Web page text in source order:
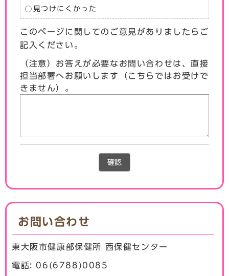
見つけにくかった
このページに関してのご意見がありましたらご
記入ください。
（注意）お答えが必要なお問い合わせは、直接
担当部署へお願いします（こちらではお受けで
きません）。
確認
お問い合わせ
東大阪市健康部保健所 西保健センター
電話: 06(6788)0085